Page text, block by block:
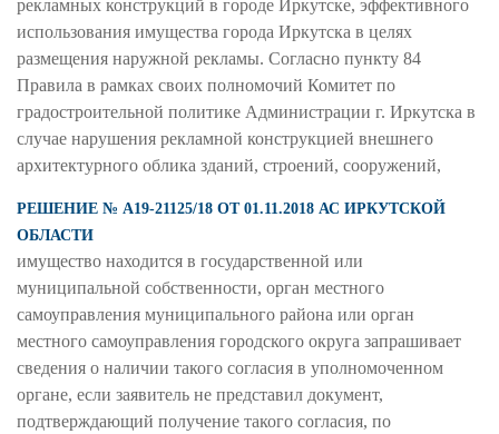
рекламных конструкций в городе Иркутске, эффективного
использования имущества города Иркутска в целях
размещения наружной рекламы. Согласно пункту 84
Правила в рамках своих полномочий Комитет по
градостроительной политике Администрации г. Иркутска в
случае нарушения рекламной конструкцией внешнего
архитектурного облика зданий, строений, сооружений,
РЕШЕНИЕ № А19-21125/18 ОТ 01.11.2018 АС ИРКУТСКОЙ
ОБЛАСТИ
имущество находится в государственной или
муниципальной собственности, орган местного
самоуправления муниципального района или орган
местного самоуправления городского округа запрашивает
сведения о наличии такого согласия в уполномоченном
органе, если заявитель не представил документ,
подтверждающий получение такого согласия, по